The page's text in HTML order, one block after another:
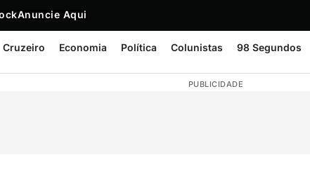
Anuncie Aqui
Cruzeiro Economia Política Colunistas 98 Segundos
PUBLICIDADE